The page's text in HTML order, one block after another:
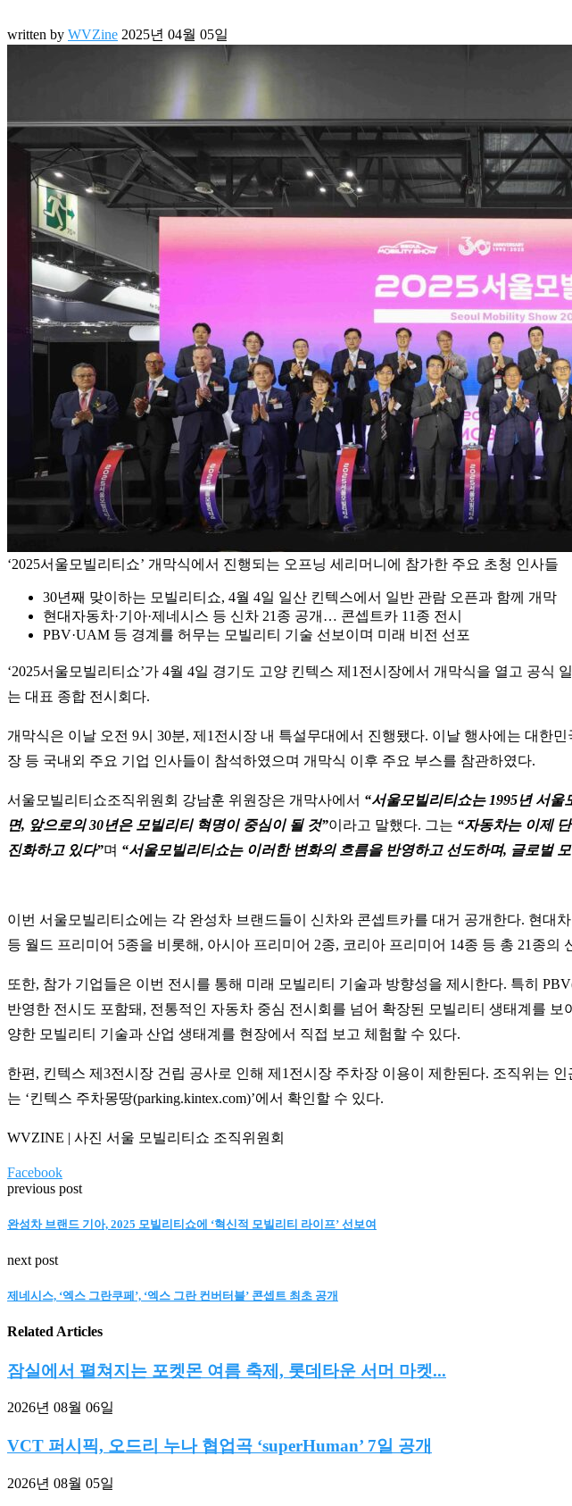
written by WVZine 2025년 04월 05일
‘2025서울모빌리티쇼’ 개막식에서 진행되는 오프닝 세리머니에 참가한 주요 초청 인사들
30년째 맞이하는 모빌리티쇼, 4월 4일 일산 킨텍스에서 일반 관람 오픈과 함께 개막
현대자동차·기아·제네시스 등 신차 21종 공개… 콘셉트카 11종 전시
PBV·UAM 등 경계를 허무는 모빌리티 기술 선보이며 미래 비전 선포
‘2025서울모빌리티쇼’가 4월 4일 경기도 고양 킨텍스 제1전시장에서 개막식을 열고 공
는 대표 종합 전시회다.
개막식은 이날 오전 9시 30분, 제1전시장 내 특설무대에서 진행됐다. 이날 행사에는 대한
장 등 국내외 주요 기업 인사들이 참석하였으며 개막식 이후 주요 부스를 참관하였다.
서울모빌리티쇼조직위원회 강남훈 위원장은 개막사에서 “서울모빌리티쇼는 1995년 서
면, 앞으로의 30년은 모빌리티 혁명이 중심이 될 것”이라고 말했다. 그는 “자동차는 이제
진화하고 있다”며 “서울모빌리티쇼는 이러한 변화의 흐름을 반영하고 선도하며, 글로벌
이번 서울모빌리티쇼에는 각 완성차 브랜드들이 신차와 콘셉트카를 대거 공개한다. 현대차
등 월드 프리미어 5종을 비롯해, 아시아 프리미어 2종, 코리아 프리미어 14종 등 총 21종의
또한, 참가 기업들은 이번 전시를 통해 미래 모빌리티 기술과 방향성을 제시한다. 특히
반영한 전시도 포함돼, 전통적인 자동차 중심 전시회를 넘어 확장된 모빌리티 생태계를
양한 모빌리티 기술과 산업 생태계를 현장에서 직접 보고 체험할 수 있다.
한편, 킨텍스 제3전시장 건립 공사로 인해 제1전시장 주차장 이용이 제한된다. 조직위는
는 ‘킨텍스 주차몽땅(parking.kintex.com)’에서 확인할 수 있다.
WVZINE | 사진 서울 모빌리티쇼 조직위원회
Facebook
previous post
완성차 브랜드 기아, 2025 모빌리티쇼에 ‘혁신적 모빌리티 라이프’ 선보여
next post
제네시스, ‘엑스 그란쿠페’, ‘엑스 그란 컨버터블’ 콘셉트 최초 공개
Related Articles
잠실에서 펼쳐지는 포켓몬 여름 축제, 롯데타운 서머 마켓...
2026년 08월 06일
VCT 퍼시픽, 오드리 누나 협업곡 ‘superHuman’ 7일 공개
2026년 08월 05일